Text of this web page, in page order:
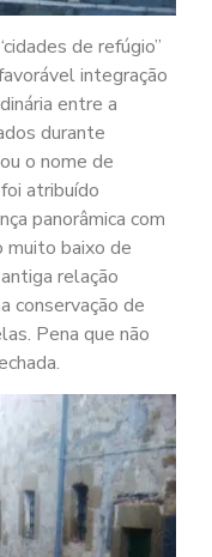
de refúgio”
integração
entre a
durante
o nome de
atribuído
panorâmica com
muito baixo de
relação
conservação de
Pena que não